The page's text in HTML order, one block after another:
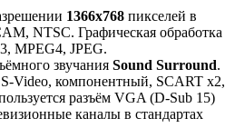
1366x768 пикселей в
NTSC. Графическая обработка
MPEG4, JPEG.
звучания Sound Surround.
Video, компонентный, SCART x2,
разъём VGA (D-Sub 15)
каналы в стандартах